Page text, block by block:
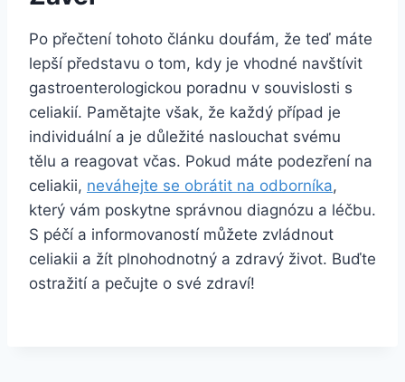
Po přečtení tohoto článku doufám, ⁢že teď máte
lepší představu o tom, kdy je vhodné navštívit
gastroenterologickou ‌poradnu v souvislosti s
celiakií. Pamětajte však, že každý případ je
‍individuální a je důležité naslouchat svému
tělu a reagovat včas. Pokud máte podezření na
celiakii, ⁣ neváhejte se obrátit na odborníka,⁤
který vám poskytne správnou diagnózu a léčbu.
S péčí a informovaností můžete zvládnout
celiakii a žít plnohodnotný a zdravý život. ‍Buďte
ostražití⁣ a pečujte o své zdraví!